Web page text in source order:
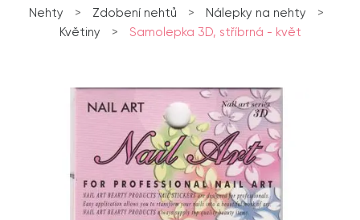
Nehty > Zdobení nehtů > Nálepky na nehty
>
Květiny
> Samolepka 3D, stříbrná - květ